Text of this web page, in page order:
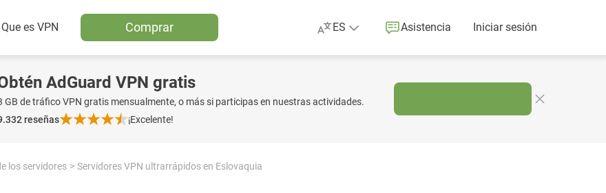
Que es VPN Comprar ES Asistencia Iniciar sesión
AdGuard VPN gratis
GB de tráfico VPN gratis mensualmente, o más si participas en nuestras actividades.
reseñas ¡Excelente!
los servidores Servidores VPN ultrarrápidos en Eslovaquia